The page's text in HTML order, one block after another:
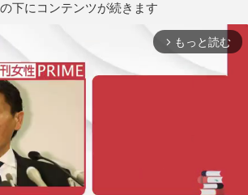
下にコンテンツが続きます
arrow_forward_ios もっと読む